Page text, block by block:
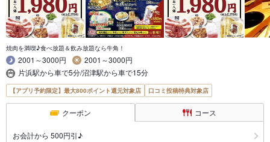
焼肉を満喫♪食べ放題＆飲み放題なら牛角！
2001～3000円
2001～3000円
片浜駅から車で5分/沼津駅から車で15分
【アプリ予約限定】最大800ポイント還元対象店 口コミ投稿特典対象店
クーポン コース
お会計から 500円引♪